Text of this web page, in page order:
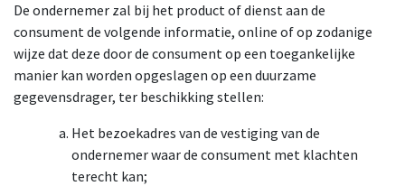
De ondernemer zal bij het product of dienst aan de
consument de volgende informatie, online of op zodanige
wijze dat deze door de consument op een toegankelijke
manier kan worden opgeslagen op een duurzame
gegevensdrager, ter beschikking stellen:
Het bezoekadres van de vestiging van de
ondernemer waar de consument met klachten
terecht kan;